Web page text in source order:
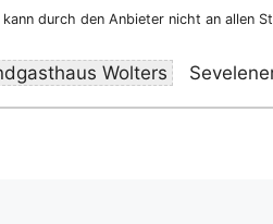
durch den Anbieter nicht an allen
Wolters